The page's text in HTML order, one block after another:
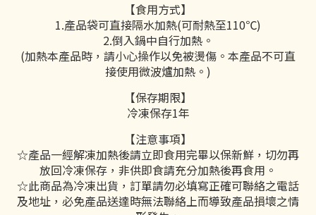
【食用方式】
1.產品袋可直接隔水加熱(可耐熱至110℃)
2.倒入鍋中自行加熱。
(加熱本產品時，請小心操作以免被燙傷。本產品不可直
接使用微波爐加熱。)
【保存期限】
冷凍保存1年
【注意事項】
☆產品一經解凍加熱後請立即食用完畢以保新鮮，切勿再
放回冷凍保存，非供即食請充分加熱後再食用。
☆此商品為冷凍出貨，訂單請勿必填寫正確可聯絡之電話
及地址，必免產品送達時無法聯絡上而導致產品損壞之情